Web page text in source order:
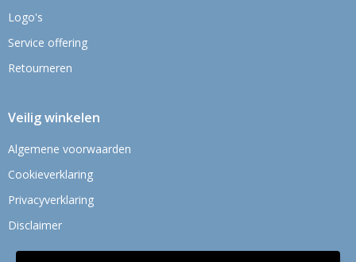
Logo's
Service offering
Retourneren
Veilig winkelen
Algemene voorwaarden
Cookieverklaring
Privacyverklaring
Disclaimer